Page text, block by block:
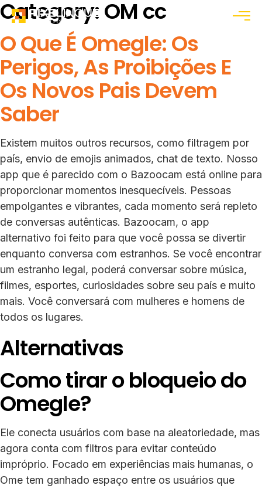
Category:OM cc
O Que É Omegle: Os
Perigos, As Proibições E
Os Novos Pais Devem
Saber
Existem muitos outros recursos, como filtragem por
país, envio de emojis animados, chat de texto. Nosso
app que é parecido com o Bazoocam está online para
proporcionar momentos inesquecíveis. Pessoas
empolgantes e vibrantes, cada momento será repleto
de conversas autênticas. Bazoocam, o app
alternativo foi feito para que você possa se divertir
enquanto conversa com estranhos. Se você encontrar
um estranho legal, poderá conversar sobre música,
filmes, esportes, curiosidades sobre seu país e muito
mais. Você conversará com mulheres e homens de
todos os lugares.
Alternativas
Como tirar o bloqueio do
Omegle?
Ele conecta usuários com base na aleatoriedade, mas
agora conta com filtros para evitar conteúdo
impróprio. Focado em experiências mais humanas, o
Ome tem ganhado espaço entre os usuários que